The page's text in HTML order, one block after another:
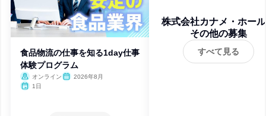
食品物流の仕事を知る1day仕事
体験プログラム
オンライン
2026年8月
1日
株式会社カナメ・ホー
ィングス
その他の募集
すべて見る